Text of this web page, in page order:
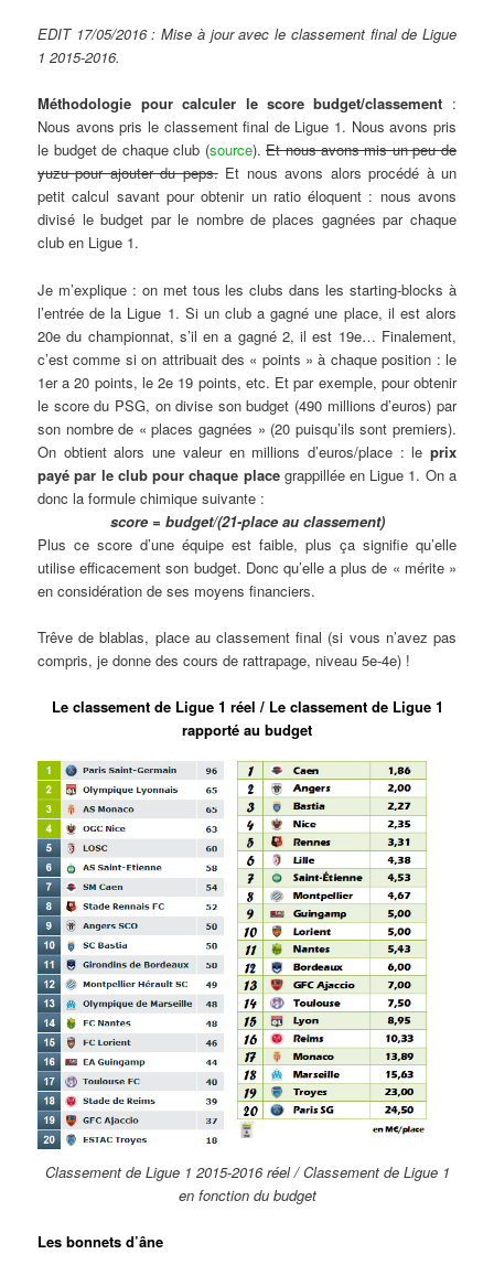
EDIT 17/05/2016 : Mise à jour avec le classement final de Ligue
1 2015-2016.
Méthodologie pour calculer le score budget/classement :
Nous avons pris le classement final de Ligue 1. Nous avons pris
le budget de chaque club (source).Et nous avons mis un peu de
yuzu pour ajouter du peps.Et nous avons alors procédé à un
petit calcul savant pour obtenir un ratio éloquent : nous avons
divisé le budget par le nombre de places gagnées par chaque
club en Ligue 1.
Je m’explique : on met tous les clubs dans les starting-blocks à
l’entrée de la Ligue 1. Si un club a gagné une place, il est alors
20e du championnat, s’il en a gagné 2, il est 19e… Finalement,
c’est comme si on attribuait des « points » à chaque position : le
1er a 20 points, le 2e 19 points, etc. Et par exemple, pour obtenir
le score du PSG, on divise son budget (490 millions d’euros) par
son nombre de « places gagnées » (20 puisqu’ils sont premiers).
On obtient alors une valeur en millions d’euros/place : le prix
payé par le club pour chaque placegrappillée en Ligue 1. On a
donc la formule chimique suivante :
score = budget/(21-place au classement)
Plus ce score d’une équipe est faible, plus ça signifie qu’elle
utilise efficacement son budget. Donc qu’elle a plus de « mérite »
en considération de ses moyens financiers.
Trêve de blablas, place au classement final (si vous n’avez pas
compris, je donne des cours de rattrapage, niveau 5e-4e) !
Le classement de Ligue 1 réel / Le classement de Ligue 1
rapporté au budget
Classement de Ligue 1 2015-2016 réel / Classement de Ligue 1
en fonction du budget
Les bonnets d’âne